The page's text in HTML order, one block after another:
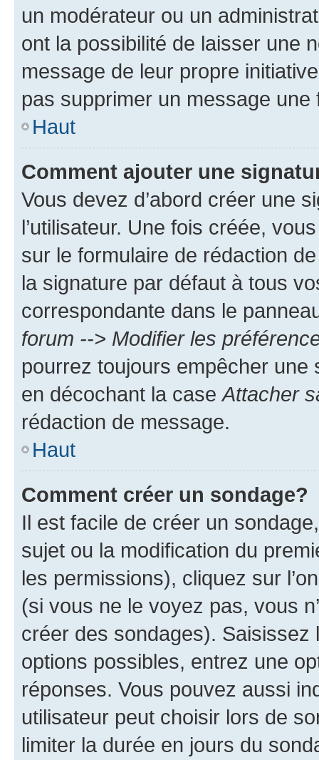
un modérateur ou un
ont la possibilité de laisser une
message de leur propre
pas supprimer un message une
Haut
Comment ajouter une
Vous devez d’abord créer une
l’utilisateur. Une fois créée,
sur le formulaire de rédaction
la signature par défaut à tous
correspondante dans le
forum --> Modifier les
pourrez toujours empêcher une
en décochant la caseAttacher
rédaction de message.
Haut
Comment créer un sondage?
Il est facile de créer un
sujet ou la modification du
les permissions), cliquez sur
(si vous ne le voyez pas, vous
créer des sondages).
options possibles, entrez une
réponses. Vous pouvez aussi
utilisateur peut choisir lors de
limiter la durée en jours du